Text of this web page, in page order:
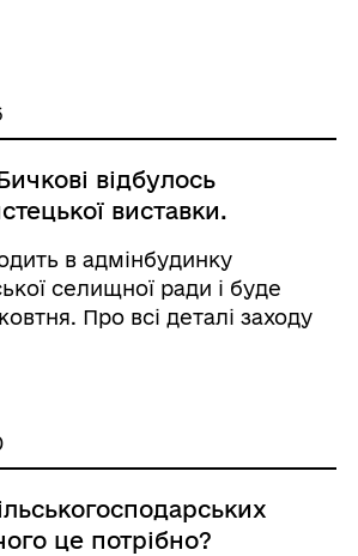
відбулось
виставки.
в адмінбудинку
селищної ради і буде
Про всі деталі заходу
це потрібно?